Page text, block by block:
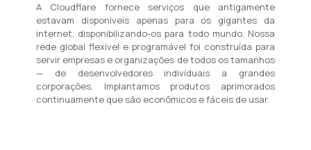
A Cloudflare fornece serviços que antigamente
estavam disponíveis apenas para os gigantes da
internet, disponibilizando-os para todo mundo. Nossa
rede global flexível e programável foi construída para
servir empresas e organizações de todos os tamanhos
— de desenvolvedores individuais a grandes
corporações. Implantamos produtos aprimorados
continuamente que são econômicos e fáceis de usar.